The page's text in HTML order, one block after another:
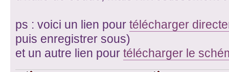
ps : voici un lien pour télécharger
puis enregistrer sous)
et un autre lien pour télécharger le